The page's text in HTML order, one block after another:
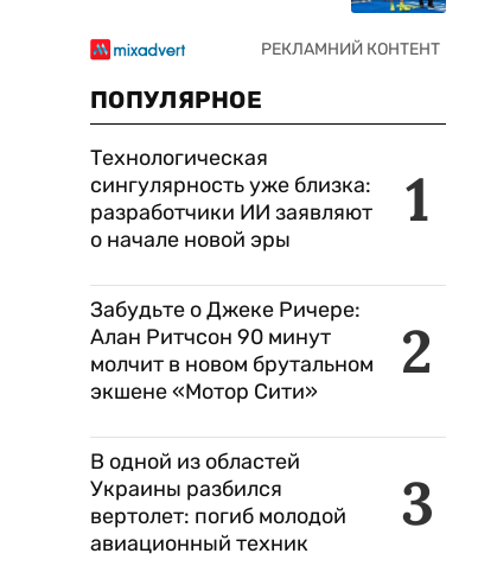
ПОПУЛЯРНОЕ
1
Технологическая
сингулярность уже близка:
разработчики ИИ заявляют
о начале новой эры
2
Забудьте о Джеке Ричере:
Алан Ритчсон 90 минут
молчит в новом брутальном
экшене «Мотор Сити»
3
В одной из областей
Украины разбился
вертолет: погиб молодой
авиационный техник